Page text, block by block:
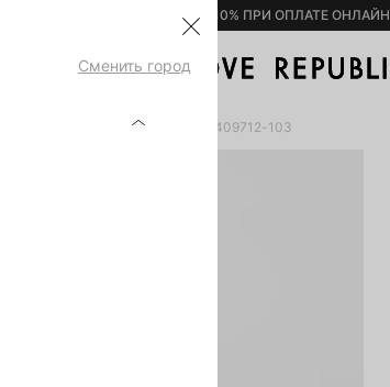
– 10% ПРИ ОПЛАТЕ ОНЛАЙН
Сменить город
С ВЫСОКОЙ ПОСАДКОЙ 6357409712-103